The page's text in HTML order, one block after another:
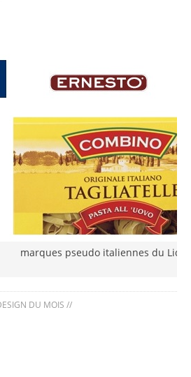
marques pseudo italiennes du Lidl
DU MOIS //